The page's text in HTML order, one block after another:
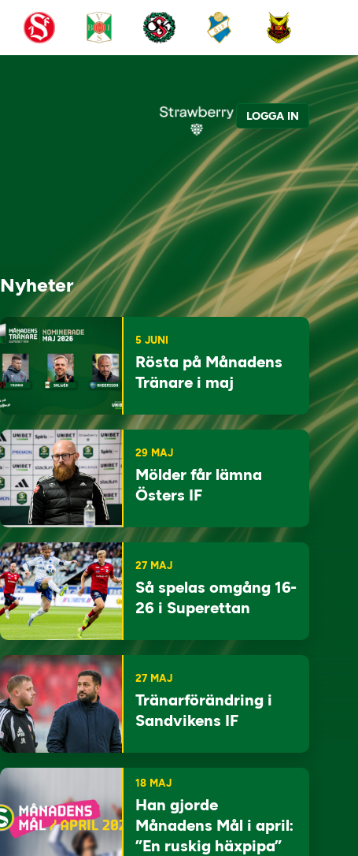
LOGGA IN
Nyheter
5 JUNI
Rösta på Månadens
Tränare i maj
29 MAJ
Mölder får lämna
Östers IF
27 MAJ
Så spelas omgång 16-
26 i Superettan
27 MAJ
Tränarförändring i
Sandvikens IF
18 MAJ
Han gjorde
Månadens Mål i april:
”En ruskig häxpipa”